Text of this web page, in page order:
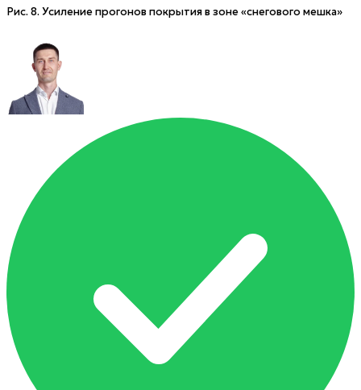
Рис. 8. Усиление прогонов покрытия в зоне «снегового мешка»